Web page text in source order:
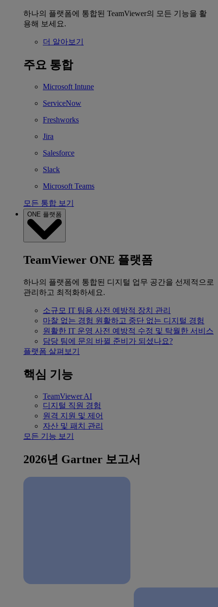
하나의 플랫폼에 통합된 TeamViewer의 모든 기능을 활
용해 보세요.
더 알아보기
주요 통합
Microsoft Intune
ServiceNow
Freshworks
Jira
Salesforce
Slack
Microsoft Teams
모든 통합 보기
ONE 플랫폼
TeamViewer ONE 플랫폼
하나의 플랫폼에 통합된 디지털 업무 공간을 선제적으로
관리하고 최적화하세요.
소규모 IT 팀용 사전 예방적 장치 관리
마찰 없는 경험 원활하고 중단 없는 디지털 경험
원활한 IT 운영 사전 예방적 수정 및 탁월한 서비스
담당 팀에 문의 바뀔 준비가 되셨나요?
플랫폼 살펴보기
핵심 기능
TeamViewer AI
디지털 직원 경험
원격 지원 및 제어
자산 및 패치 관리
모든 기능 보기
2026년 Gartner 보고서